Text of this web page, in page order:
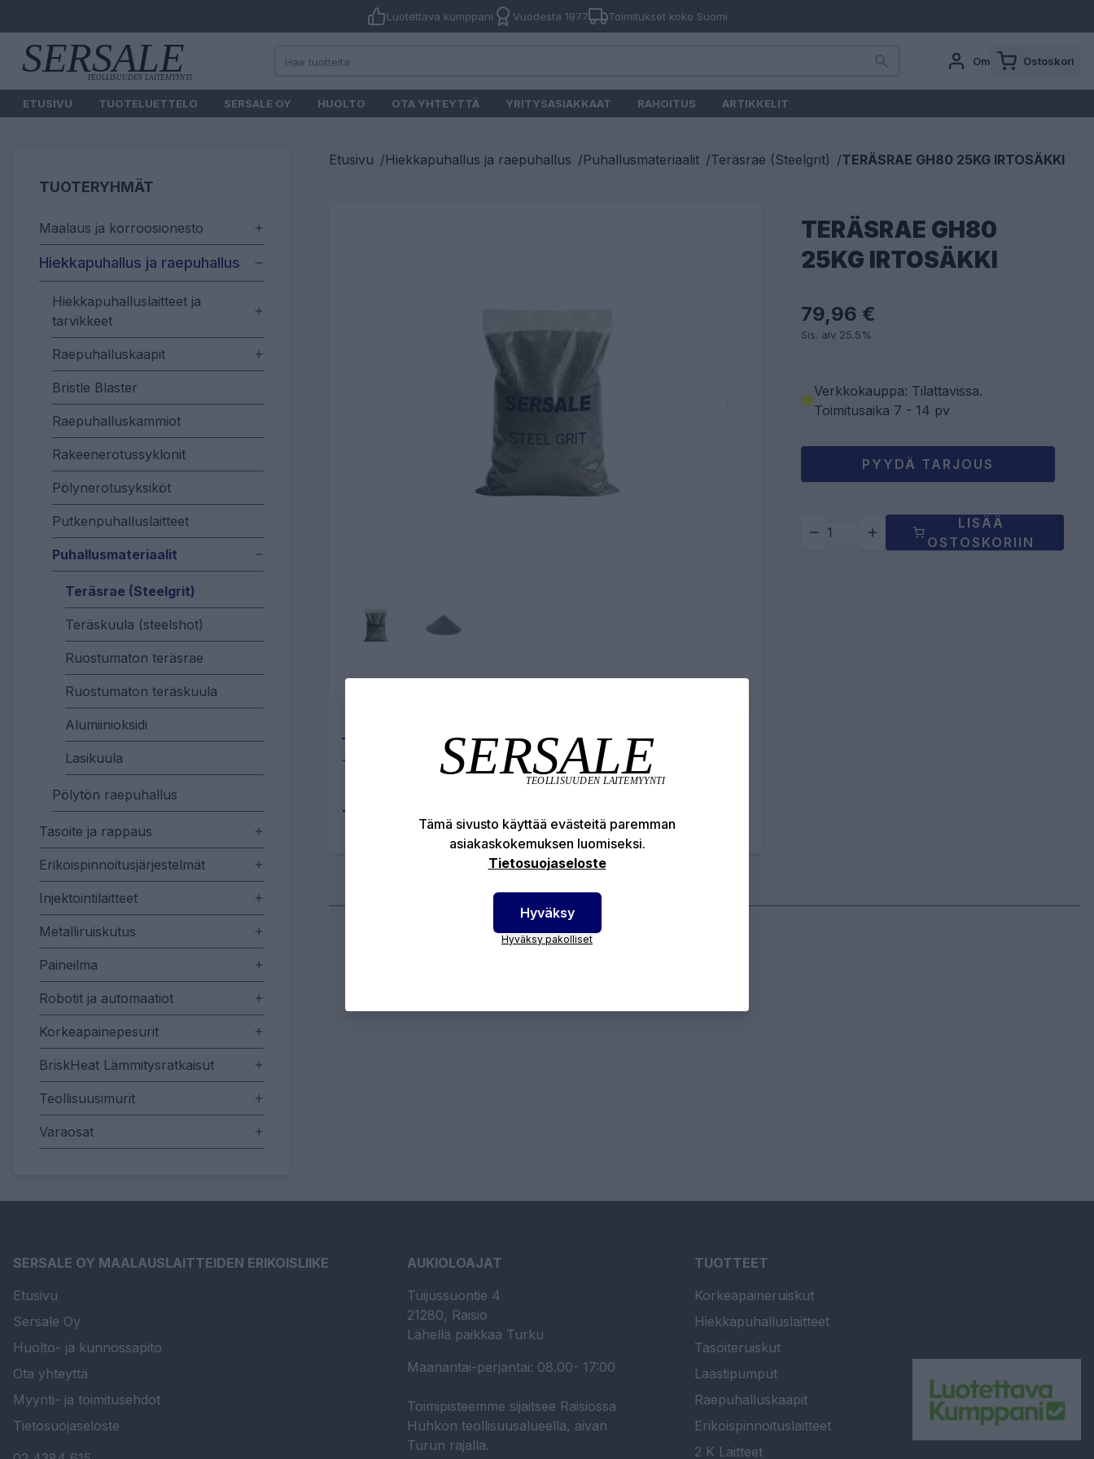
Luotettava kumppani Vuodesta 1977 Toimitukset koko Suomi
Oma tili Ostoskori
ETUSIVU TUOTELUETTELO SERSALE OY HUOLTO OTA YHTEYTTÄ YRITYSASIAKKAAT RAHOITUS ARTIKKELIT
TUOTERYHMÄT
Maalaus ja korroosionesto
Hiekkapuhallus ja raepuhallus
Hiekkapuhalluslaitteet ja
tarvikkeet
Raepuhalluskaapit
Bristle Blaster
Raepuhalluskammiot
Rakeenerotussyklonit
Pölynerotusyksiköt
Putkenpuhalluslaitteet
Puhallusmateriaalit
Teräsrae (Steelgrit)
Teräskuula (steelshot)
Ruostumaton teräsrae
Ruostumaton teräskuula
Alumiinioksidi
Lasikuula
Pölytön raepuhallus
Tasoite ja rappaus
Erikoispinnoitusjärjestelmät
Injektointilaitteet
Metalliruiskutus
Paineilma
Robotit ja automaatiot
Korkeapainepesurit
BriskHeat Lämmitysratkaisut
Teollisuusimurit
Varaosat
Etusivu /Hiekkapuhallus ja raepuhallus /Puhallusmateriaalit /Teräsrae (Steelgrit) /TERÄSRAE GH80 25KG IRTOSÄKKI
Teräsrae GH80
Tuotenumero: GH80-25
TERÄSRAE GH80
25KG IRTOSÄKKI
79,96 €
Sis. alv 25.5%
Verkkokauppa: Tilattavissa.
Toimitusaika 7 - 14 pv
PYYDÄ TARJOUS
LISÄÄ
OSTOSKORIIN
SERSALE OY MAALAUSLAITTEIDEN ERIKOISLIIKE
Etusivu
Sersale Oy
Huolto- ja kunnossapito
Ota yhteyttä
Myynti- ja toimitusehdot
Tietosuojaseloste
AUKIOLOAJAT
Tuijussuontie 4
21280, Raisio
Lähellä paikkaa Turku
Maanantai-perjantai: 08.00- 17:00
Toimipisteemme sijaitsee Raisiossa
Huhkon teollisuusalueella, aivan
Turun rajalla.
TUOTTEET
Korkeapaineruiskut
Hiekkapuhalluslaitteet
Tasoiteruiskut
Laastipumput
Raepuhalluskaapit
Erikoispinnoituslaitteet
2 K Laitteet
Tämä sivusto käyttää evästeitä paremman
asiakaskokemuksen luomiseksi.
Tietosuojaseloste
Hyväksy
Hyväksy pakolliset